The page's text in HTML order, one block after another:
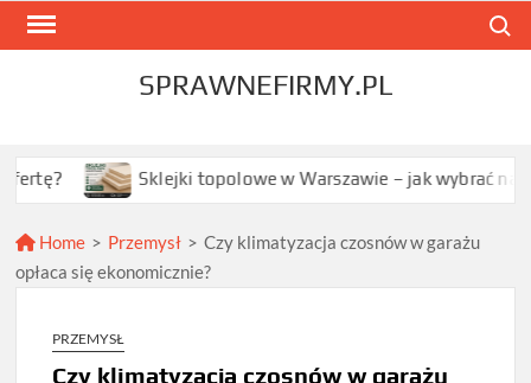
Skip
SPRAWNEFIRMY.PL
Sklejki topolowe w Warszawie – jak wybrać najlepszą
Home > Przemysł > Czy klimatyzacja czosnów w garażu
opłaca się ekonomicznie?
PRZEMYSŁ
Czy klimatyzacja czosnów w garażu